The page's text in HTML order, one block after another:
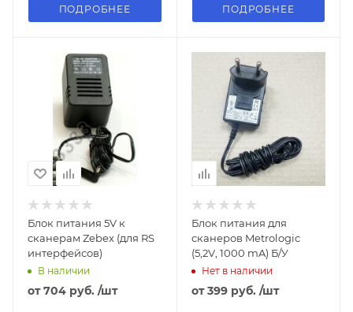
ПОДРОБНЕЕ ПОДРОБНЕЕ
Блок питания 5V к
сканерам Zebex (для RS
интерфейсов)
В наличии
от704 руб. /шт
Блок питания для
сканеров Metrologic
(5,2V, 1000 mA) Б/У
Нет в наличии
от399 руб. /шт